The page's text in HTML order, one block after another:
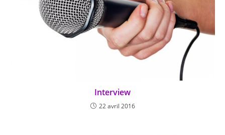
Interview
22 avril 2016